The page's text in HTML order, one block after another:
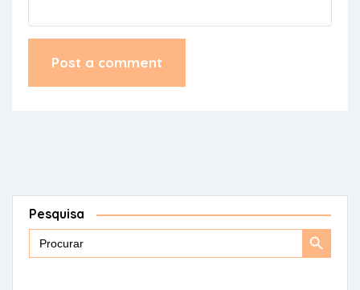
Pesquisa
Search
Search